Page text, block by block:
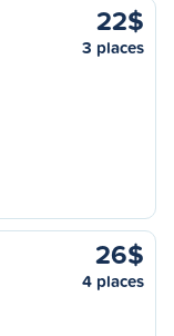
22$
3 places
26$
4 places